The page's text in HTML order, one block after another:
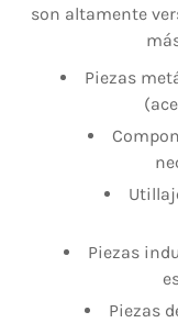
son altamente
Piezas
Piezas
Piezas